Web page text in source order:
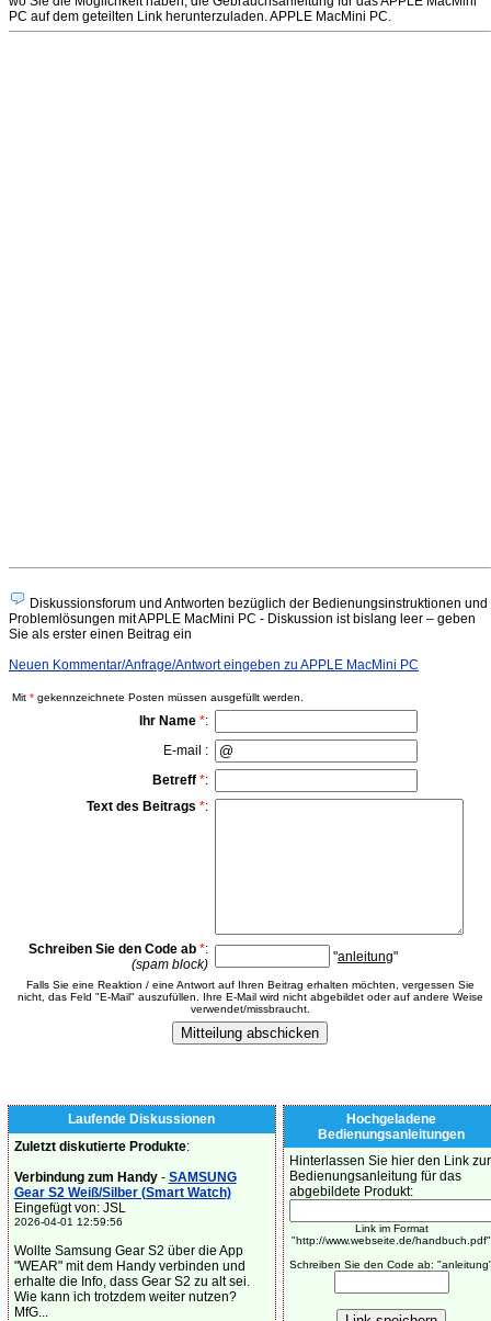
PC auf dem geteilten Link herunterzuladen. APPLE MacMini PC.
Diskussionsforum und Antworten bezüglich der Bedienungsinstruktionen und
Problemlösungen mit APPLE MacMini PC - Diskussion ist bislang leer – geben
Sie als erster einen Beitrag ein
Neuen Kommentar/Anfrage/Antwort eingeben zu APPLE MacMini PC
Mit * gekennzeichnete Posten müssen ausgefüllt werden.
Ihr Name *:
E-mail :
Betreff *:
Text des Beitrags *:
Schreiben Sie den Code ab *:
(spam block)
"anleitung"
Falls Sie eine Reaktion / eine Antwort auf Ihren Beitrag erhalten möchten, vergessen Sie
nicht, das Feld "E-Mail" auszufüllen. Ihre E-Mail wird nicht abgebildet oder auf andere Weise
verwendet/missbraucht.
Laufende Diskussionen
Zuletzt diskutierte Produkte:
Verbindung zum Handy- SAMSUNG
Gear S2 Weiß/Silber (Smart Watch)
Eingefügt von: JSL
2026-04-01 12:59:56
Wollte Samsung Gear S2 über die App
"WEAR" mit dem Handy verbinden und
erhalte die Info, dass Gear S2 zu alt sei.
Wie kann ich trotzdem weiter nutzen?
MfG...
Hochgeladene
Bedienungsanleitungen
Hinterlassen Sie hier den Link zur
Bedienungsanleitung für das
abgebildete Produkt:
Link im Format
"http://www.webseite.de/handbuch.pdf"
Schreiben Sie den Code ab: